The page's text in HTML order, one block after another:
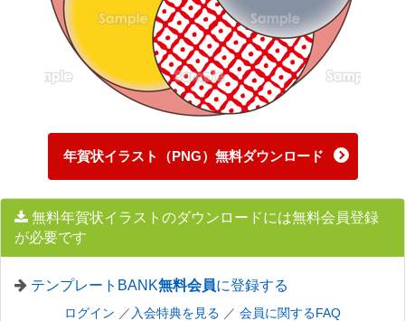
年賀状イラスト（PNG）無料ダウンロード
無料年賀状イラストのダウンロードには無料会員登録
が必要です
テンプレートBANK無料会員に登録する
ログイン ／ 入会特典を見る ／ 会員に関するFAQ